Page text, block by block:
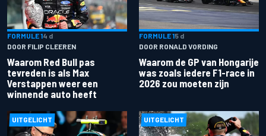
FORMULE 14 d
DOOR FILIP CLEEREN
Waarom Red Bull pas
tevreden is als Max
Verstappen weer een
winnende auto heeft
FORMULE 15 d
DOOR RONALD VORDING
Waarom de GP van Hongarije
was zoals iedere F1-race in
2026 zou moeten zijn
UITGELICHT UITGELICHT